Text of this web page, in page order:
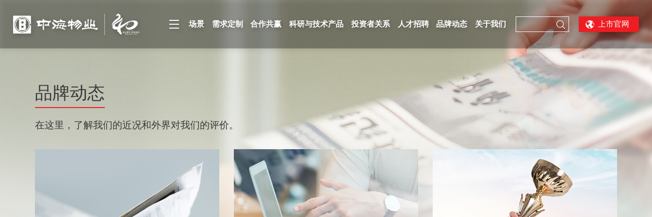
场景 需求定制 合作共赢 科研与技术产品 投资者关系 人才招聘 品牌动态 关于我们  上市官网
品牌动态
在这里，了解我们的近况和外界对我们的评价。